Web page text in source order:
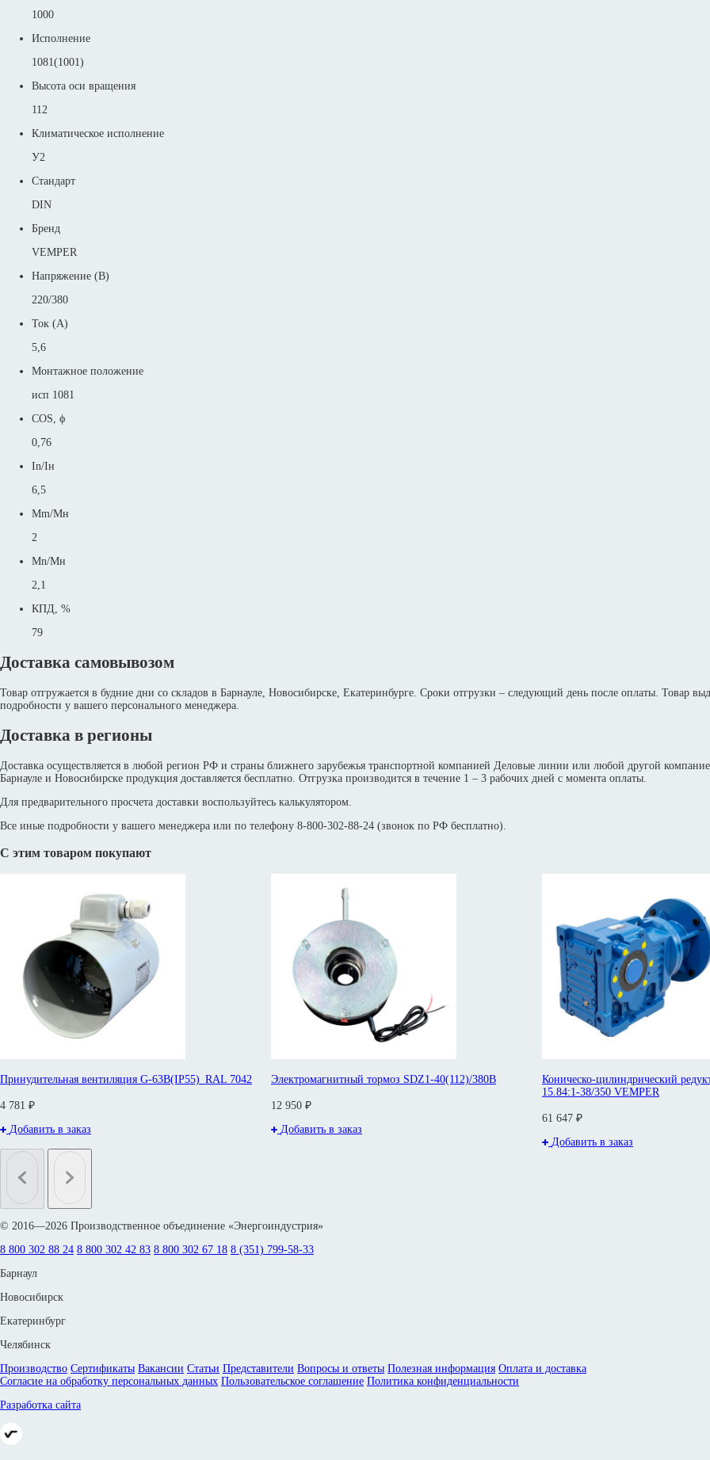
1000
Исполнение
1081(1001)
Высота оси вращения
112
Климатическое исполнение
У2
Стандарт
DIN
Бренд
VEMPER
Напряжение (В)
220/380
Ток (А)
5,6
Монтажное положение
исп 1081
COS, ϕ
0,76
In/Iн
6,5
Mm/Mн
2
Mn/Mн
2,1
КПД, %
79
Доставка самовывозом
Товар отгружается в будние дни со складов в Барнауле, Новосибирске, Екатеринбурге. Сроки отгрузки – следующий день после оплаты. Товар
подробности у вашего персонального менеджера.
Доставка в регионы
Доставка осуществляется в любой регион РФ и страны ближнего зарубежья транспортной компанией Деловые линии или любой другой
Барнауле и Новосибирске продукция доставляется бесплатно. Отгрузка производится в течение 1 – 3 рабочих дней с момента оплаты.
Для предварительного просчета доставки воспользуйтесь калькулятором.
Все иные подробности у вашего менеджера или по телефону 8-800-302-88-24 (звонок по РФ бесплатно).
С этим товаром покупают
Принудительная вентиляция G-63B(IP55)_RAL 7042
4 781 ₽
Добавить в заказ
Электромагнитный тормоз SDZ1-40(112)/380В
12 950 ₽
Добавить в заказ
Коническо-цилиндрический
15.84:1-38/350 VEMPER
61 647 ₽
Добавить в заказ
© 2016—2026 Производственное объединение «Энергоиндустрия»
8 800 302 88 24 8 800 302 42 83 8 800 302 67 18 8 (351) 799-58-33
Барнаул
Новосибирск
Екатеринбург
Челябинск
Производство Сертификаты Вакансии Статьи Представители Вопросы и ответы Полезная информация Оплата и доставка
Согласие на обработку персональных данных Пользовательское соглашение Политика конфиденциальности
Разработка сайта